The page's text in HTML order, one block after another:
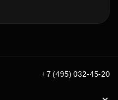
+7 (495) 032-45-20